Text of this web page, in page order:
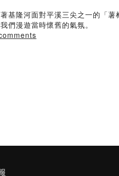
基隆河面對平溪三尖之一的「
們漫遊當時懷舊的氣氛。